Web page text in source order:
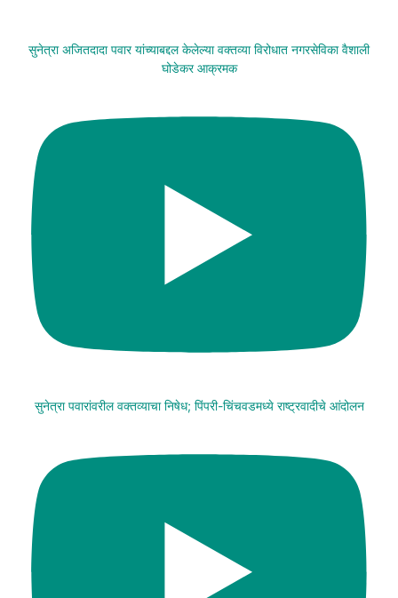
सुनेत्रा अजितदादा पवार यांच्याबद्दल केलेल्या वक्तव्या विरोधात नगरसेविका वैशाली
घोडेकर आक्रमक
सुनेत्रा पवारांवरील वक्तव्याचा निषेध; पिंपरी-चिंचवडमध्ये राष्ट्रवादीचे आंदोलन